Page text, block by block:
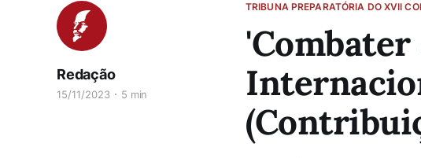
TRIBUNA PREPARATÓRIA DO XVII
Redação
15/11/2023 5 min